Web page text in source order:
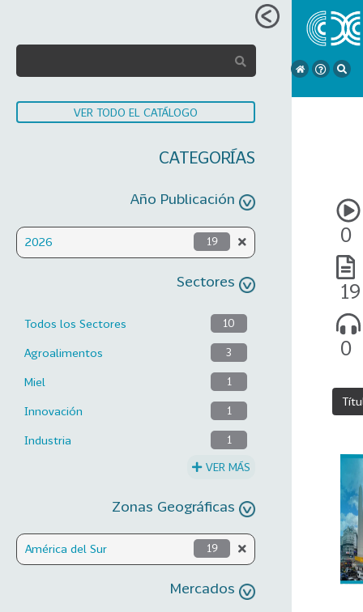
VER TODO EL CATÁLOGO
CATEGORÍAS
Año Publicación
2026 19
Sectores
Todos los Sectores 10
Agroalimentos 3
Miel 1
Innovación 1
Industria 1
VER MÁS
Zonas Geográficas
América del Sur 19
Mercados
0
19
0